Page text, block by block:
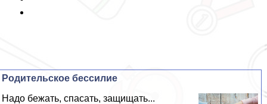
Родительское бессилие
Надо бежать, спасать, защищать...